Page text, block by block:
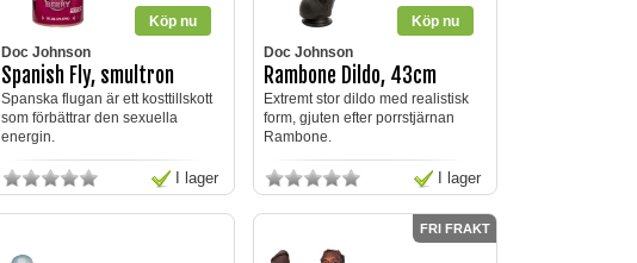
Doc Johnson
Spanish Fly, smultron
Spanska flugan är ett kosttillskott
som förbättrar den sexuella
energin.
I lager
Doc Johnson
Rambone Dildo, 43cm
Extremt stor dildo med realistisk
form, gjuten efter porrstjärnan
Rambone.
I lager